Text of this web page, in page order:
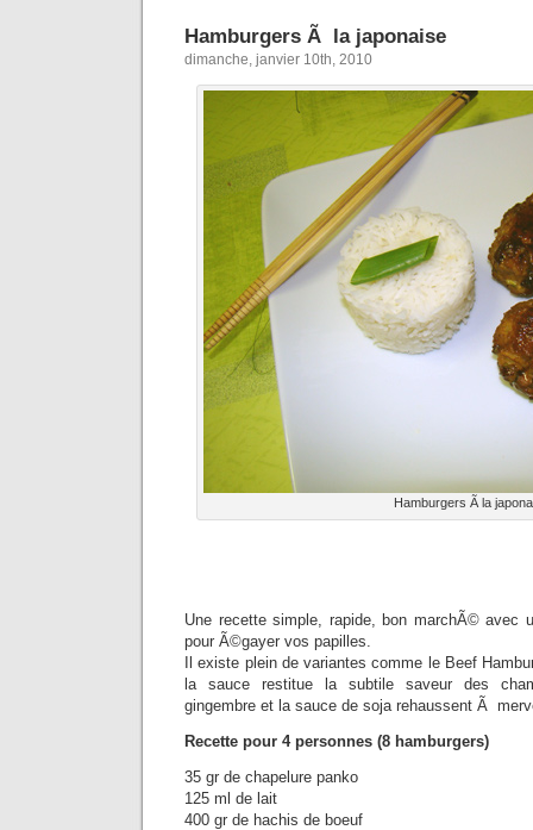
Hamburgers Ã la japonaise
dimanche, janvier 10th, 2010
Hamburgers Ã la
Une recette simple, rapide, bon marchÃ© avec
pour Ã©gayer vos papilles.
Il existe plein de variantes comme le Beef
la sauce restitue la subtile saveur des
gingembre et la sauce de soja rehaussent Ã
Recette pour 4 personnes (8 hamburgers)
35 gr de chapelure panko
125 ml de lait
400 gr de hachis de boeuf